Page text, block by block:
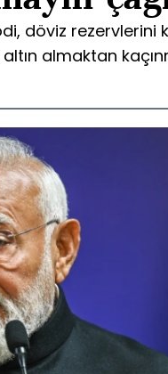
döviz rezervlerini
almaktan